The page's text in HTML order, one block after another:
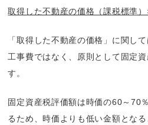
取得した不動産の価格（課税標準
「取得した不動産の価格」に関し
工事費ではなく、原則として固定
す。
固定資産税評価額は時価の60～70
るため、時価よりも低い金額となる